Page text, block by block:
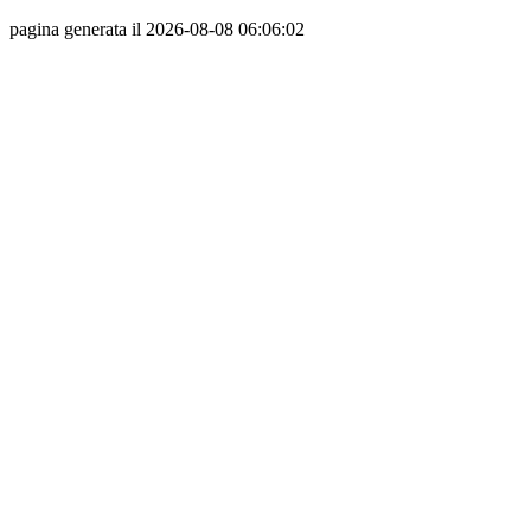
pagina generata il 2026-08-08 06:06:02